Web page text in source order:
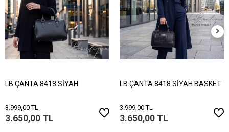
LB ÇANTA 8418 SİYAH
3.999,00 TL
3.650,00 TL
LB ÇANTA 8418 SİYAH BASKET
3.999,00 TL
3.650,00 TL